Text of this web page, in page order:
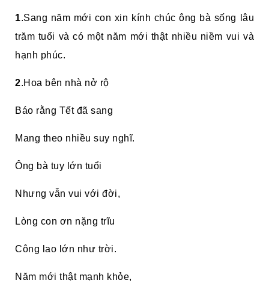
1.Sang năm mới con xin kính chúc ông bà sống lâu
trăm tuổi và có một năm mới thật nhiều niềm vui và
hạnh phúc.
2.Hoa bên nhà nở rộ
Báo rằng Tết đã sang
Mang theo nhiều suy nghĩ.
Ông bà tuy lớn tuổi
Nhưng vẫn vui với đời,
Lòng con ơn nặng trĩu
Công lao lớn như trời.
Năm mới thật mạnh khỏe,